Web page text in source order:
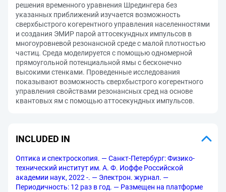
решения временного уравнения Шредингера без
указанных приближений изучается возможность
сверхбыстрого когерентного управления населенностями
и создания ЭМИР парой аттосекундных импульсов в
многоуровневой резонансной среде с малой плотностью
частиц. Среда моделируется с помощью одномерной
прямоугольной потенциальной ямы с бесконечно
высокими стенками. Проведенные исследования
показывают возможность сверхбыстрого когерентного
управления свойствами резонансных сред на основе
квантовых ям с помощью аттосекундных импульсов.
INCLUDED IN
Оптика и спектроскопия. — Санкт-Петербург: Физико-
технический институт им. А. Ф. Иоффе Российской
академии наук, 2022 -. — Электрон. журнал. —
Периодичность: 12 раз в год. — Размещен на платформе